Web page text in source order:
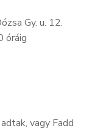
Gy. u. 12.
óráig
vagy Fadd